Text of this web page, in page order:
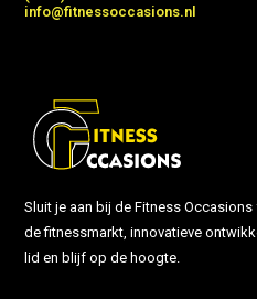
info@fitnessoccasions.nl
Sluit je aan bij de Fitness
de fitnessmarkt, innovatieve
lid en blijf op de hoogte.